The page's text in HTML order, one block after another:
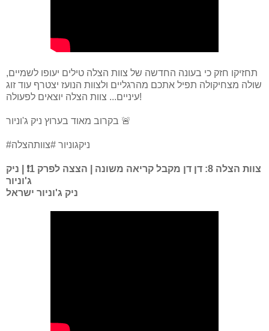
תחזיקו חזק כי בעונה החדשה של צוות הצלה טילים יעופו לשמיים,
שולה מצחיקולה תפיל אתכם מהרגליים ולצוות הנועז יצטרף עוד זוג
עיניים... צוות הצלה יוצאים לפעולה!
בקרוב מאוד בערוץ ניק ג'וניור 🚨
#ניקגוניור #צוותהצלה
צוות הצלה 8: דן דן מקבל קריאה משונה | הצצה לפרק 1❗ | ניק
ג'וניור
ניק ג'וניור ישראל